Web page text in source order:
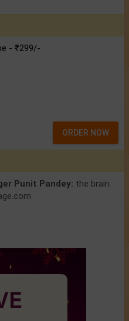
- ₹299/-
ORDER NOW
Punit Pandey: the brain